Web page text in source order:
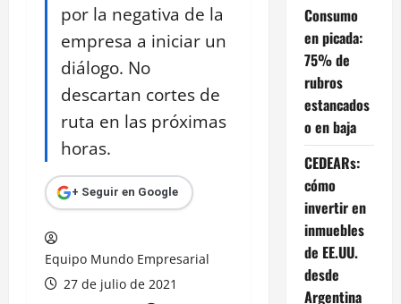
por la negativa de la
empresa a iniciar un
diálogo. No
descartan cortes de
ruta en las próximas
horas.
+ Seguir en Google
Equipo Mundo Empresarial
27 de julio de 2021
Consumo
en picada:
75% de
rubros
estancados
o en baja
CEDEARs:
cómo
invertir en
inmuebles
de EE.UU.
desde
Argentina